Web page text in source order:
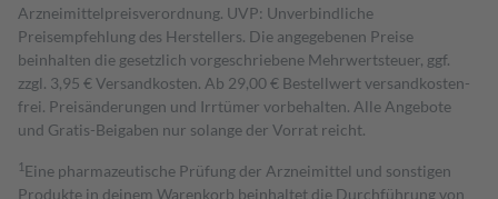
Arzneimittelpreisverordnung. UVP: Unverbindliche
Preisempfehlung des Herstellers. Die angegebenen Preise
beinhalten die gesetzlich vorgeschriebene Mehrwertsteuer, ggf.
zzgl. 3,95 € Versandkosten. Ab 29,00 € Bestell­wert versand­kosten­
frei. Preisänderungen und Irrtümer vorbehalten. Alle Angebote
und Gratis-Beigaben nur solange der Vorrat reicht.
1 Eine pharmazeutische Prüfung der Arzneimittel und sonstigen
Produkte in deinem Warenkorb beinhaltet die Durchführung von